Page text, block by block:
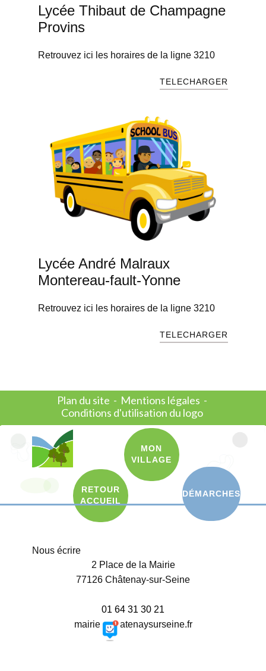
Lycée Thibaut de Champagne
Provins
Retrouvez ici les horaires de la ligne 3210
TELECHARGER
Lycée André Malraux
Montereau-fault-Yonne
Retrouvez ici les horaires de la ligne 3210
TELECHARGER
Plan du site - Mentions légales -
Conditions d'utilisation du logo
RETOUR
ACCUEIL
MON
VILLAGE
DÉMARCHES
Nous écrire
2 Place de la Mairie
77126 Châtenay-sur-Seine
01 64 31 30 21
mairie@chatenaysurseine.fr